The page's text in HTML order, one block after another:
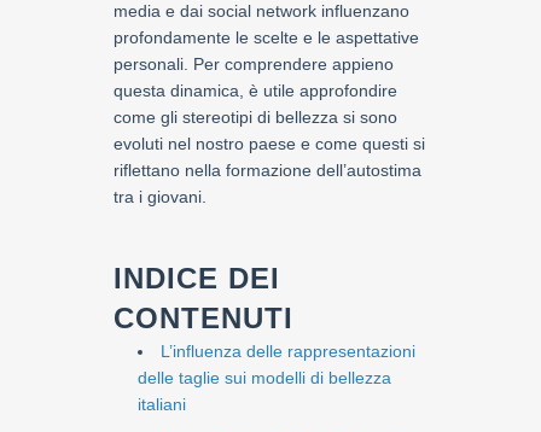
media e dai social network influenzano
profondamente le scelte e le aspettative
personali. Per comprendere appieno
questa dinamica, è utile approfondire
come gli stereotipi di bellezza si sono
evoluti nel nostro paese e come questi si
riflettano nella formazione dell’autostima
tra i giovani.
INDICE DEI
CONTENUTI
L’influenza delle rappresentazioni
delle taglie sui modelli di bellezza
italiani